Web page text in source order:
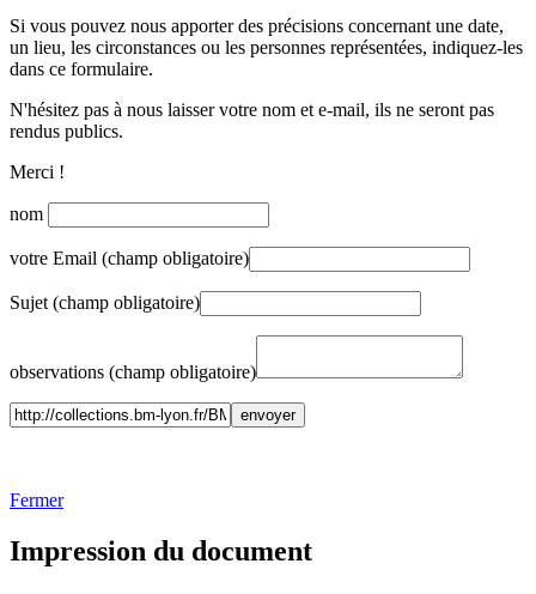
Si vous pouvez nous apporter des précisions concernant une date,
un lieu, les circonstances ou les personnes représentées, indiquez-les
dans ce formulaire.
N'hésitez pas à nous laisser votre nom et e-mail, ils ne seront pas
rendus publics.
Merci !
nom
votre Email (champ obligatoire)
Sujet (champ obligatoire)
observations (champ obligatoire)
Fermer
Impression du document